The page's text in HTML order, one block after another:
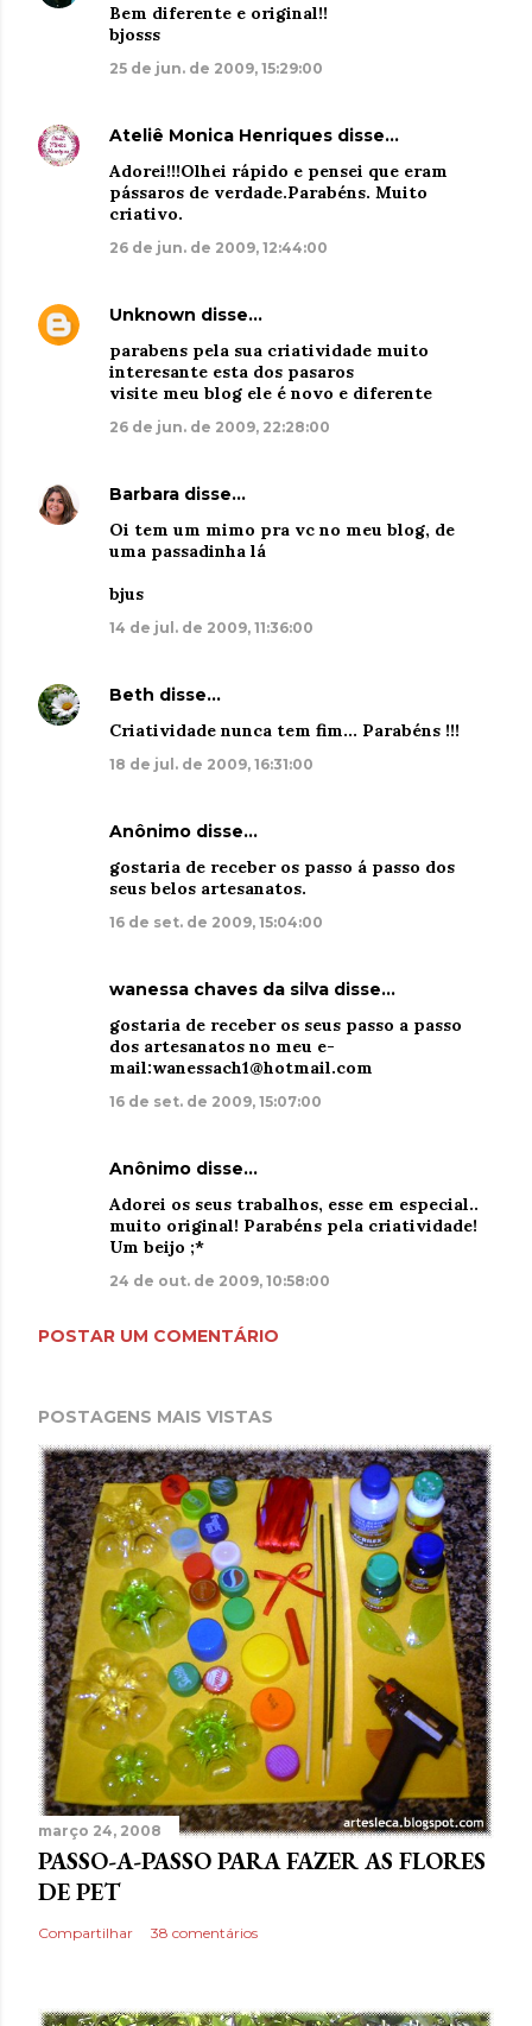
Bem diferente e original!!
bjosss
25 de jun. de 2009, 15:29:00
Ateliê Monica Henriques disse…
Adorei!!!Olhei rápido e pensei que eram
pássaros de verdade.Parabéns. Muito
criativo.
26 de jun. de 2009, 12:44:00
Unknown disse…
parabens pela sua criatividade muito
interesante esta dos pasaros
visite meu blog ele é novo e diferente
26 de jun. de 2009, 22:28:00
Barbara disse…
Oi tem um mimo pra vc no meu blog, de
uma passadinha lá
bjus
14 de jul. de 2009, 11:36:00
Beth disse…
Criatividade nunca tem fim... Parabéns !!!
18 de jul. de 2009, 16:31:00
Anônimo disse…
gostaria de receber os passo á passo dos
seus belos artesanatos.
16 de set. de 2009, 15:04:00
wanessa chaves da silva disse…
gostaria de receber os seus passo a passo
dos artesanatos no meu e-
mail:wanessach1@hotmail.com
16 de set. de 2009, 15:07:00
Anônimo disse…
Adorei os seus trabalhos, esse em especial..
muito original! Parabéns pela criatividade!
Um beijo ;*
24 de out. de 2009, 10:58:00
POSTAR UM COMENTÁRIO
POSTAGENS MAIS VISTAS
março 24, 2008
PASSO-A-PASSO PARA FAZER AS FLORES
DE PET
Compartilhar 38 comentários